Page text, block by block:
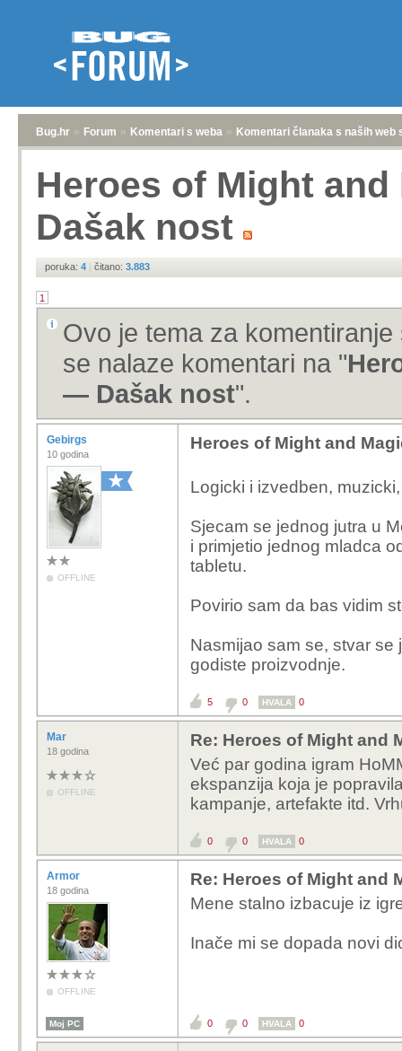
Bug.hr » Forum » Komentari s weba » Komentari članaka s naših web
Heroes of Might
Dašak nost
poruka: 4 | čitano: 3.883
1
Ovo je tema za
se nalaze komentari na "
— Dašak nost".
Gebirgs
10 godina
OFFLINE
Heroes of Might and
Logicki i izvedben,
Sjecam se jednog jutra u
i primjetio jednog mladca
tabletu.
Povirio sam da bas vidim
Nasmijao sam se, stvar
godiste proizvodnje.
5 0 HVALA 0
Mar
18 godina
OFFLINE
Re: Heroes of Might and
Već par godina igram
ekspanzija koja je
kampanje, artefakte itd.
0 0 HVALA 0
Armor
18 godina
OFFLINE
Re: Heroes of Might and
Mene stalno izbacuje iz
Inače mi se dopada novi
Moj PC 0 0 HVALA 0